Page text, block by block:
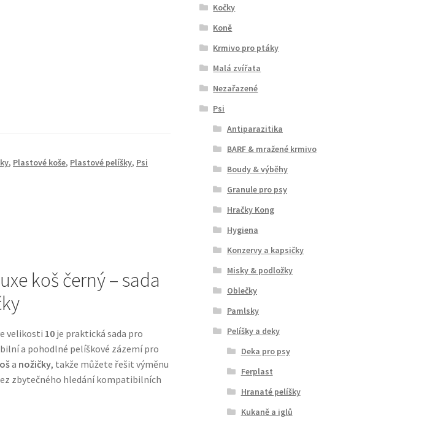
, Plastové koše, Plastové pelíšky, Psi
koš černý – sada
velikosti 10je praktická sada pro
a pohodlné pelíškové zázemí pro
a nožičky, takže můžete řešit výměnu
zbytečného hledání kompatibilních
Kočky
Koně
Krmivo pro ptáky
Malá zvířata
Nezařazené
Psi
Antiparazitika
BARF & mražené krmivo
Boudy & výběhy
Granule pro psy
Hračky Kong
Hygiena
Konzervy a kapsičky
Misky & podložky
Oblečky
Pamlsky
Pelíšky a deky
Deka pro psy
Ferplast
Hranaté pelíšky
Kukaně a iglů